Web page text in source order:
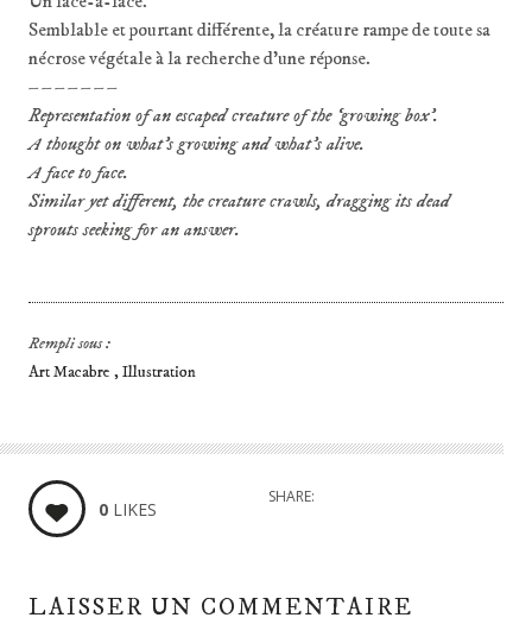
Semblable et pourtant différente, la créature rampe de toute sa
nécrose végétale à la recherche d’une réponse.
– – – – – – –
Representation of an escaped creature of the ‘growing box’.
A thought on what’s growing and what’s alive.
A face to face.
Similar yet different, the creature crawls, dragging its dead
sprouts seeking for an answer.
Rempli sous :
Art Macabre
Illustration
0LIKES
SHARE:
LAISSER UN COMMENTAIRE